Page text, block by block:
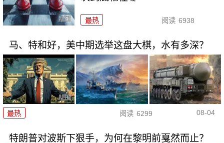
最热 阅读 6938
马、特和好，美中期选举这盘大棋，水有多深？
最热 阅读 6299 08-04
特朗普对波斯下狠手，为何在黎明前戛然而止？